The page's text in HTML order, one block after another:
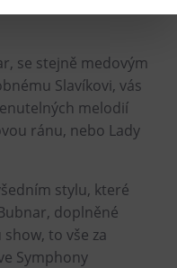
se stejně medovým
Slavíkovi, vás
melodií
ránu, nebo Lady
stylu, které
doplněné
to vše za
Symphony